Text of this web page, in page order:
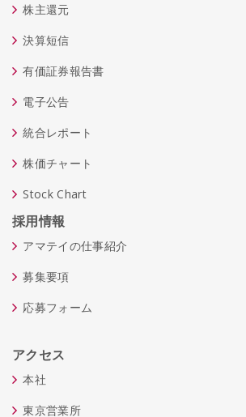
株主還元
決算短信
有価証券報告書
電子公告
統合レポート
株価チャート
Stock Chart
採用情報
アマテイの仕事紹介
募集要項
応募フォーム
アクセス
本社
東京営業所